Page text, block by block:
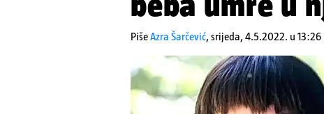
PišeAzra Šarčević,srijeda, 4.5.2022. u 13:26